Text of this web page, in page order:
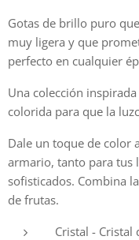
Gotas de brillo puro
muy ligera y que
perfecto en cualquier
Una colección
colorida para que la
Dale un toque de color
armario, tanto para tus
sofisticados. Combina
de frutas.
Cristal -